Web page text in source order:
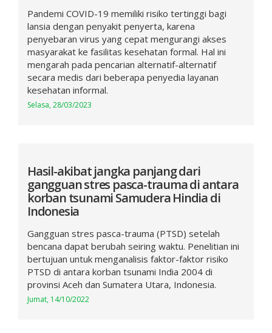
Pandemi COVID-19 memiliki risiko tertinggi bagi
lansia dengan penyakit penyerta, karena
penyebaran virus yang cepat mengurangi akses
masyarakat ke fasilitas kesehatan formal. Hal ini
mengarah pada pencarian alternatif-alternatif
secara medis dari beberapa penyedia layanan
kesehatan informal.
Selasa, 28/03/2023
Hasil-akibat jangka panjang dari
gangguan stres pasca-trauma di antara
korban tsunami Samudera Hindia di
Indonesia
Gangguan stres pasca-trauma (PTSD) setelah
bencana dapat berubah seiring waktu. Penelitian ini
bertujuan untuk menganalisis faktor-faktor risiko
PTSD di antara korban tsunami India 2004 di
provinsi Aceh dan Sumatera Utara, Indonesia.
Jumat, 14/10/2022